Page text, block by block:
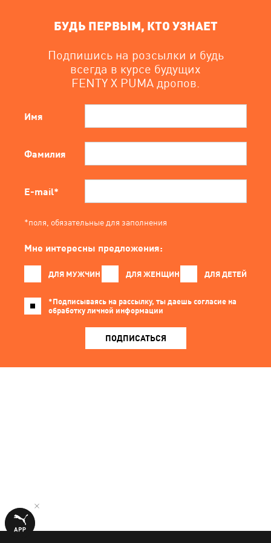
БУДЬ ПЕРВЫМ, КТО УЗНАЕТ
Подпишись на розсылки и будь
всегда в курсе будущих
FENTY X PUMA дропов.
Имя
Фамилия
E-mail*
*поля, обязательные для заполнения
Мне интересны предложения:
ДЛЯ МУЖЧИН ДЛЯ ЖЕНЩИН ДЛЯ ДЕТЕЙ
*Подписываясь на рассылку, ты даешь согласие на
обработку личной информации
ПОДПИСАТЬСЯ